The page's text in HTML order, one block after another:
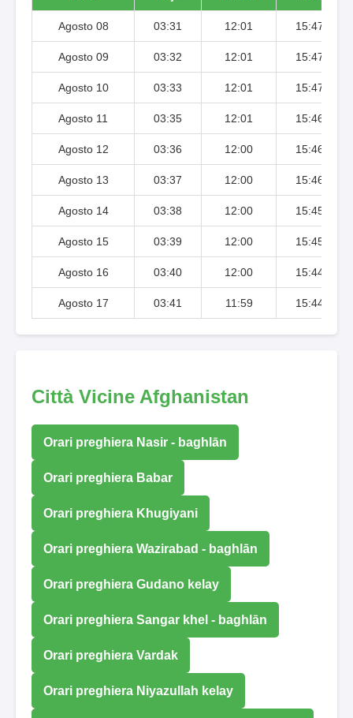
Agosto 08 03:31 12:01 15:47
Agosto 09 03:32 12:01 15:47
Agosto 10 03:33 12:01 15:47
Agosto 11 03:35 12:01 15:46
Agosto 12 03:36 12:00 15:46
Agosto 13 03:37 12:00 15:46
Agosto 14 03:38 12:00 15:45
Agosto 15 03:39 12:00 15:45
Agosto 16 03:40 12:00 15:44
Agosto 17 03:41 11:59 15:44
Città Vicine Afghanistan
Orari preghiera Nasir - baghlān
Orari preghiera Babar
Orari preghiera Khugiyani
Orari preghiera Wazirabad - baghlān
Orari preghiera Gudano kelay
Orari preghiera Sangar khel - baghlān
Orari preghiera Vardak
Orari preghiera Niyazullah kelay